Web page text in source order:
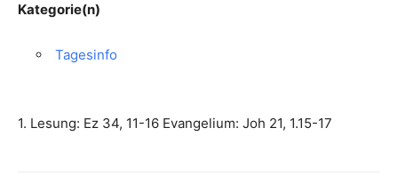
Kategorie(n)
Tagesinfo
1. Lesung: Ez 34, 11-16 Evangelium: Joh 21, 1.15-17